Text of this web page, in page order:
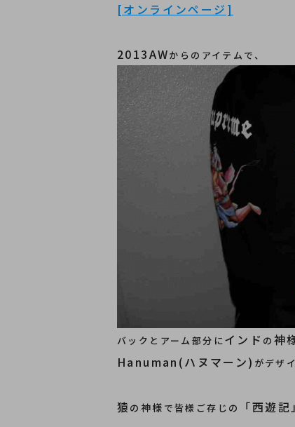
[オンラインページ]
2013AWからのアイテムで、
バックとアーム部分にインド の 神
Hanuman(ハヌマーン) がデザ
猿 の 神様 で皆様ご存じの 「西遊記」